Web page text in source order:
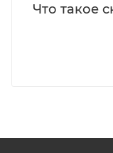
Что такое